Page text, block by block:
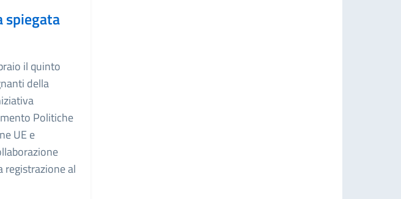
spiegata
il quinto
della
Politiche
UE e
registrazione al